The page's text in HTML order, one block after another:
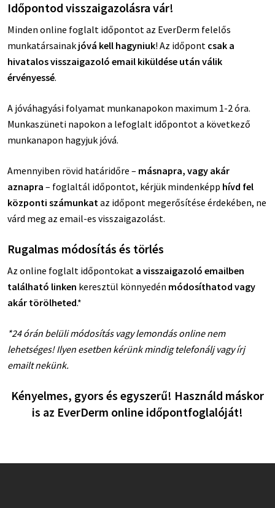
Időpontod visszaigazolásra vár!
Minden online foglalt időpontot az EverDerm felelős
munkatársainak jóvá kell hagyniuk! Az időpont csak a
hivatalos visszaigazoló email kiküldése után válik
érvényessé.
A jóváhagyási folyamat munkanapokon maximum 1-2 óra.
Munkaszüneti napokon a lefoglalt időpontot a következő
munkanapon hagyjuk jóvá.
Amennyiben rövid határidőre – másnapra, vagy akár
aznapra – foglaltál időpontot, kérjük mindenképp hívd fel
központi számunkataz időpont megerősítése érdekében, ne
várd meg az email-es visszaigazolást.
Rugalmas módosítás és törlés
Az online foglalt időpontokat a visszaigazoló emailben
található linken keresztül könnyedén módosíthatod vagy
akár törölheted.*
*24 órán belüli módosítás vagy lemondás online nem
lehetséges! Ilyen esetben kérünk mindig telefonálj vagy írj
emailt nekünk.
Kényelmes, gyors és egyszerű! Használd máskor
is az EverDerm online időpontfoglalóját!